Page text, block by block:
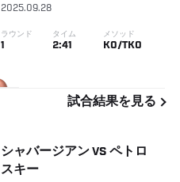
2025.09.28
ラウンド
1
タイム
2:41
メソッド
KO/TKO
試合結果を見る
シャバージアン VS ペトロ
スキー